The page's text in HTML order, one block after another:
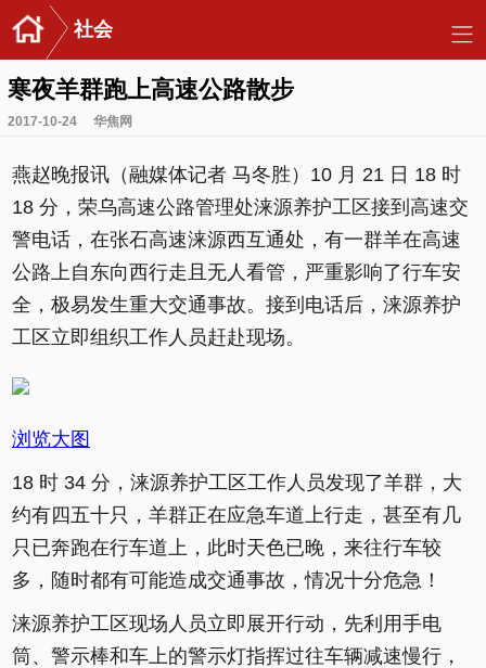
社会
寒夜羊群跑上高速公路散步
2017-10-24 华焦网
燕赵晚报讯（融媒体记者 马冬胜）10 月 21 日 18 时
18 分，荣乌高速公路管理处涞源养护工区接到高速交
警电话，在张石高速涞源西互通处，有一群羊在高速
公路上自东向西行走且无人看管，严重影响了行车安
全，极易发生重大交通事故。接到电话后，涞源养护
工区立即组织工作人员赶赴现场。
浏览大图
18 时 34 分，涞源养护工区工作人员发现了羊群，大
约有四五十只，羊群正在应急车道上行走，甚至有几
只已奔跑在行车道上，此时天色已晚，来往行车较
多，随时都有可能造成交通事故，情况十分危急！
涞源养护工区现场人员立即展开行动，先利用手电
筒、警示棒和车上的警示灯指挥过往车辆减速慢行，